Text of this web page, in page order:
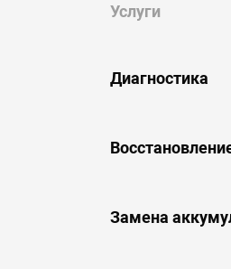
Услуги
Диагностика
Замена